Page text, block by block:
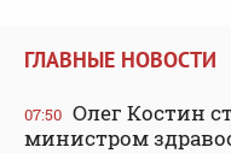
ГЛАВНЫЕ НОВОСТИ
07:50 Олег Костин
министром